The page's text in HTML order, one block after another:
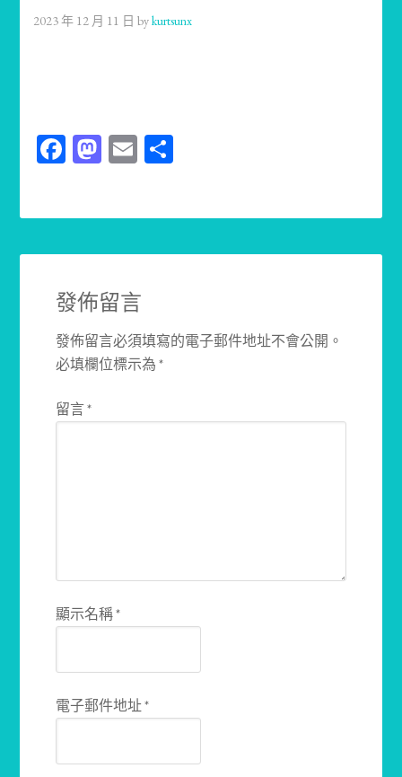
2023 年 12 月 11 日 bykurtsunx
Facebook
Mastodon
Email
發佈留言
發佈留言必須填寫的電子郵件地址不會公開。
必填欄位標示為*
留言*
顯示名稱*
電子郵件地址*